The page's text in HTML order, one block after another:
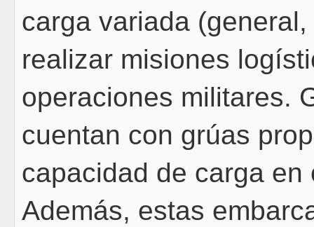
carga variada
realizar misiones
operaciones militares.
cuentan con grúas
capacidad de carga en
Además, estas